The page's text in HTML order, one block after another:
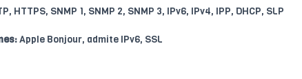
HTTPS, SNMP 1, SNMP 2, SNMP 3, IPv6, IPv4, IPP, DHCP, SLP
Apple Bonjour, admite IPv6, SSL